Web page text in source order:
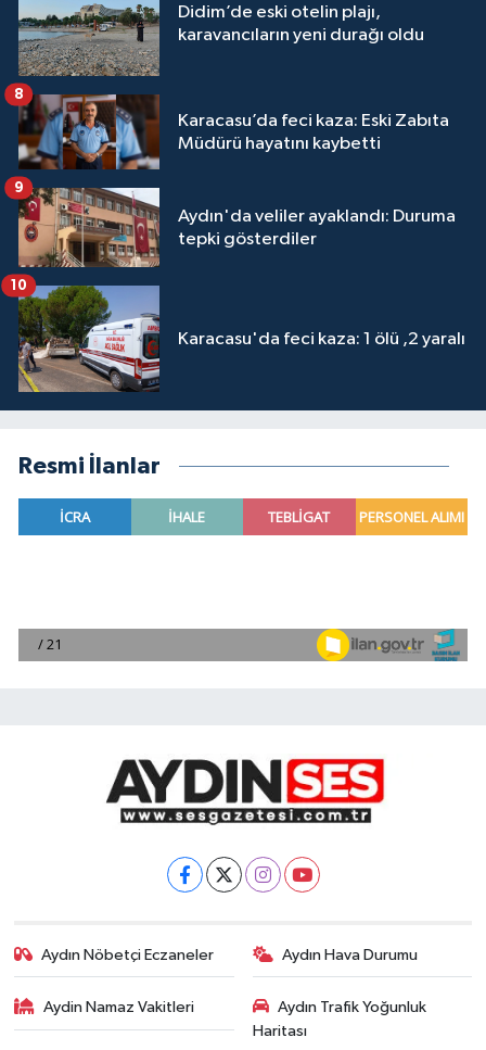
Didim’de eski otelin plajı,
karavancıların yeni durağı oldu
Karacasu’da feci kaza: Eski Zabıta
Müdürü hayatını kaybetti
8
Aydın'da veliler ayaklandı: Duruma
tepki gösterdiler
9
Karacasu'da feci kaza: 1 ölü ,2 yaralı
10
Resmi İlanlar
Aydın Nöbetçi Eczaneler Aydın Hava Durumu
Aydin Namaz Vakitleri
Aydın Trafik Yoğunluk
Haritası